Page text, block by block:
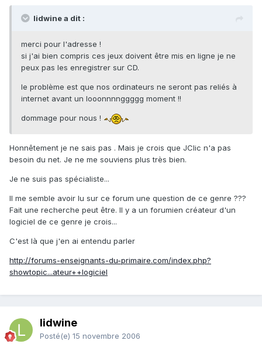
lidwine a dit :
merci pour l'adresse !
si j'ai bien compris ces jeux doivent être mis en ligne je ne
peux pas les enregistrer sur CD.
le problème est que nos ordinateurs ne seront pas reliés à
internet avant un looonnnnggggg moment !!
dommage pour nous !
Honnêtement je ne sais pas . Mais je crois que JClic n'a pas
besoin du net. Je ne me souviens plus très bien.
Je ne suis pas spécialiste...
Il me semble avoir lu sur ce forum une question de ce genre ???
Fait une recherche peut être. Il y a un forumien créateur d'un
logiciel de ce genre je crois...
C'est là que j'en ai entendu parler
http://forums-enseignants-du-primaire.com/index.php?
showtopic...ateur++logiciel
lidwine
Posté(e) 15 novembre 2006